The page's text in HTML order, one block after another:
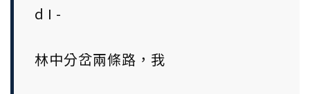
d I -
林中分岔兩條路，我